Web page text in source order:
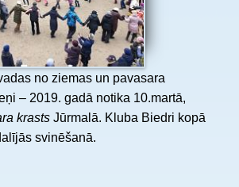
no ziemas un pavasara
– 2019. gadā notika 10.martā,
krasts Jūrmalā. Kluba Biedri kopā
svinēšanā.